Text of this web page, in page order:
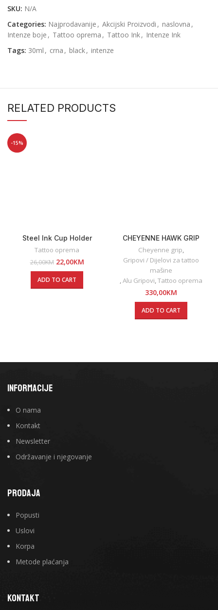
SKU: N/A
Categories: Najprodavanije , Akcijski Proizvodi , naslovna ,
Intenze boje , Tattoo oprema , Tattoo Ink, Intenze Ink
Tags: 30ml , crna , black, intenze
RELATED PRODUCTS
-15%
Steel Ink Cup Holder
Tattoo oprema
26,00KM Original
price
was:
26,00KM.
22,00KMCurrent
ADD TO CART
CHEYENNE HAWK GRIP
Cheyenne grip
Gripovi / Dijelovi za tattoo
mašine
Alu Gripovi Tattoo oprema
330,00KM
ADD TO CART
INFORMACIJE
O nama
Kontakt
Newsletter
Održavanje i njegovanje
PRODAJA
Popusti
Uslovi
Korpa
Metode plaćanja
KONTAKT